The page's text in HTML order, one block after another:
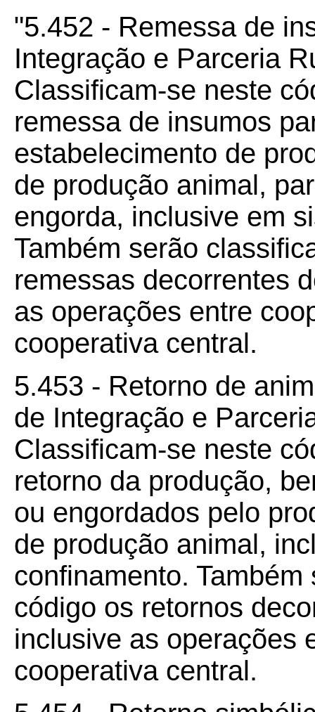
"5.452 - Remessa de
Integração e Parceria
Classificam-se neste
remessa de insumos
estabelecimento de
de produção animal,
engorda, inclusive em
Também serão
remessas decorrentes
as operações entre
cooperativa central.
5.453 - Retorno de
de Integração e
Classificam-se neste
retorno da produção,
ou engordados pelo
de produção animal,
confinamento.
código os retornos
inclusive as operações
cooperativa central.